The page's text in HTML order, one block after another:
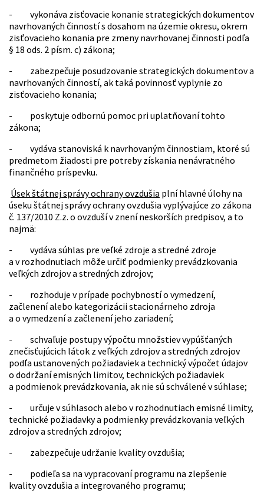
- vykonáva zisťovacie konanie strategických dokumentov
navrhovaných činností s dosahom na územie okresu, okrem
zisťovacieho konania pre zmeny navrhovanej činnosti podľa
§ 18 ods. 2 písm. c) zákona;
- zabezpečuje posudzovanie strategických dokumentov a
navrhovaných činností, ak taká povinnosť vyplynie zo
zisťovacieho konania;
- poskytuje odbornú pomoc pri uplatňovaní tohto
zákona;
- vydáva stanoviská k navrhovaným činnostiam, ktoré sú
predmetom žiadosti pre potreby získania nenávratného
finančného príspevku.
Úsek štátnej správy ochrany ovzdušia plní hlavné úlohy na
úseku štátnej správy ochrany ovzdušia vyplývajúce zo zákona
č. 137/2010 Z.z. o ovzduší v znení neskorších predpisov, a to
najmä:
- vydáva súhlas pre veľké zdroje a stredné zdroje
a v rozhodnutiach môže určiť podmienky prevádzkovania
veľkých zdrojov a stredných zdrojov;
- rozhoduje v prípade pochybností o vymedzení,
začlenení alebo kategorizácii stacionárneho zdroja
a o vymedzení a začlenení jeho zariadení;
- schvaľuje postupy výpočtu množstiev vypúšťaných
znečisťujúcich látok z veľkých zdrojov a stredných zdrojov
podľa ustanovených požiadaviek a technický výpočet údajov
o dodržaní emisných limitov, technických požiadaviek
a podmienok prevádzkovania, ak nie sú schválené v súhlase;
- určuje v súhlasoch alebo v rozhodnutiach emisné limity,
technické požiadavky a podmienky prevádzkovania veľkých
zdrojov a stredných zdrojov;
- zabezpečuje udržanie kvality ovzdušia;
- podieľa sa na vypracovaní programu na zlepšenie
kvality ovzdušia a integrovaného programu;